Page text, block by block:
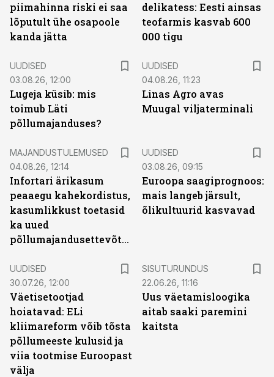
piimahinna riski ei saa
lõputult ühe osapoole
kanda jätta
delikatess: Eesti ainsas
teofarmis kasvab 600
000 tigu
UUDISED
03.08.26, 12:00
Lugeja küsib: mis
toimub Läti
põllumajanduses?
UUDISED
04.08.26, 11:23
Linas Agro avas
Muugal viljaterminali
MAJANDUSTULEMUSED
04.08.26, 12:14
Infortari ärikasum
peaaegu kahekordistus,
kasumlikkust toetasid
ka uued
põllumajandusettevõtted
UUDISED
03.08.26, 09:15
Euroopa saagiprognoos:
mais langeb järsult,
õlikultuurid kasvavad
UUDISED
30.07.26, 12:00
Väetisetootjad
hoiatavad: ELi
kliimareform võib tõsta
põllumeeste kulusid ja
viia tootmise Euroopast
välja
SISUTURUNDUS
22.06.26, 11:16
Uus väetamisloogika
aitab saaki paremini
kaitsta